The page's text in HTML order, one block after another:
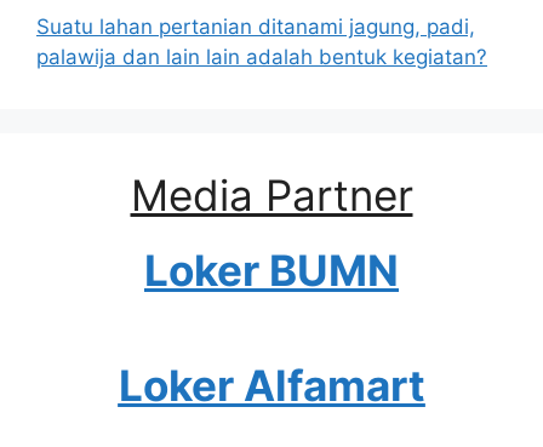
Suatu lahan pertanian ditanami jagung, padi,
palawija dan lain lain adalah bentuk kegiatan?
Media Partner
Loker BUMN
Loker Alfamart